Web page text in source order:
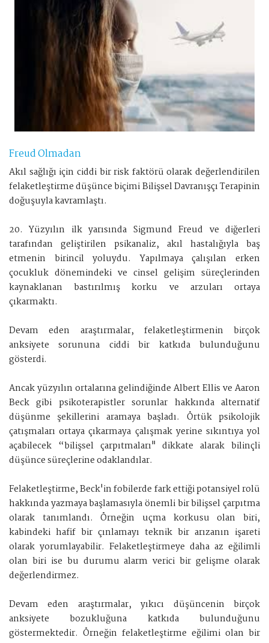
Freud Olmadan
Akıl sağlığı için ciddi bir risk faktörü olarak değerlendirilen
felaketleştirme düşünce biçimi Bilişsel Davranışçı Terapinin
doğuşuyla kavramlaştı.
20. Yüzyılın ilk yarısında Sigmund Freud ve diğerleri
tarafından geliştirilen psikanaliz, akıl hastalığıyla baş
etmenin birincil yoluydu. Yapılmaya çalışılan erken
çocukluk dönemindeki ve cinsel gelişim süreçlerinden
kaynaklanan bastırılmış korku ve arzuları ortaya
çıkarmaktı.
Devam eden araştırmalar, felaketleştirmenin birçok
anksiyete sorununa ciddi bir katkıda bulunduğunu
gösterdi.
Ancak yüzyılın ortalarına gelindiğinde Albert Ellis ve Aaron
Beck gibi psikoterapistler sorunlar hakkında alternatif
düşünme şekillerini aramaya başladı. Örtük psikolojik
çatışmaları ortaya çıkarmaya çalışmak yerine sıkıntıya yol
açabilecek “bilişsel çarpıtmaları" dikkate alarak bilinçli
düşünce süreçlerine odaklandılar.
Felaketleştirme, Beck'in fobilerde fark ettiği potansiyel rolü
hakkında yazmaya başlamasıyla önemli bir bilişsel çarpıtma
olarak tanımlandı. Örneğin uçma korkusu olan biri,
kabindeki hafif bir çınlamayı teknik bir arızanın işareti
olarak yorumlayabilir. Felaketleştirmeye daha az eğilimli
olan biri ise bu durumu alarm verici bir gelişme olarak
değerlendirmez.
Devam eden araştırmalar, yıkıcı düşüncenin birçok
anksiyete bozukluğuna katkıda bulunduğunu
göstermektedir. Örneğin felaketleştirme eğilimi olan bir